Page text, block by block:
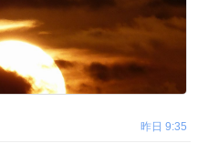
昨日 9:35